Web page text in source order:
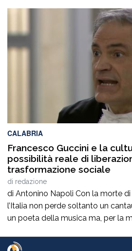
Pasquale Motta, che fino al 19
Camigliatello Silano alcuni tra i più
protagonisti del panorama
italiano. Nella splendida cornice di
CALABRIA
Francesco Guccini e la
possibilità reale di
trasformazione sociale
di redazione
di Antonino Napoli Con la morte
l’Italia non perde soltanto un
un poeta della musica ma, per la
ne va un autentico riferimento